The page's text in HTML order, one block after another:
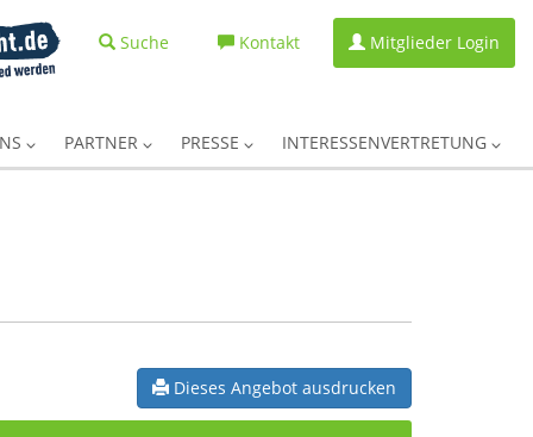
Suche Kontakt Mitglieder Login
PARTNER PRESSE INTERESSENVERTRETUNG
Dieses Angebot ausdrucken